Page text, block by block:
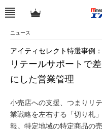
ニュース
リテールサポートで
にした営業管理
アイティセレクト特選事例
小売店への支援、つまりリ
業戦略を左右する「切り札
報。特定地域の特定商品の